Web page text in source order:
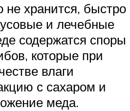
не хранится, быстро
и лечебные
содержатся споры
которые при
влаги
с сахаром и
меда.